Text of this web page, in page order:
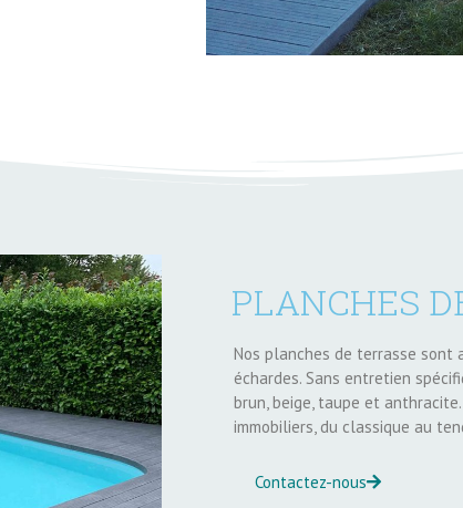
PLANCHES
Nos planches de terrasse
échardes. Sans entretien
brun, beige, taupe et
immobiliers, du classique au
Contactez-nous